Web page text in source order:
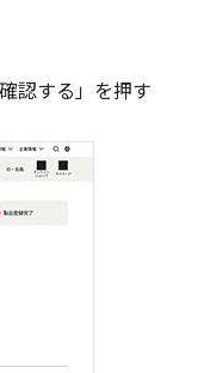
認する」を押す